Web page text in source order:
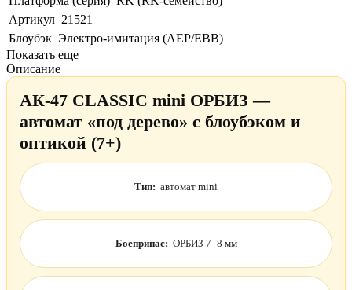
Артикул 21521
Блоубэк Электро-имитация (AEP/EBB)
Показать еще
Описание
АК-47 CLASSIC mini ОРБИЗ —
автомат «под дерево» с блоубэком и
оптикой (7+)
Тип: автомат mini
Боеприпас: ОРБИЗ 7–8 мм